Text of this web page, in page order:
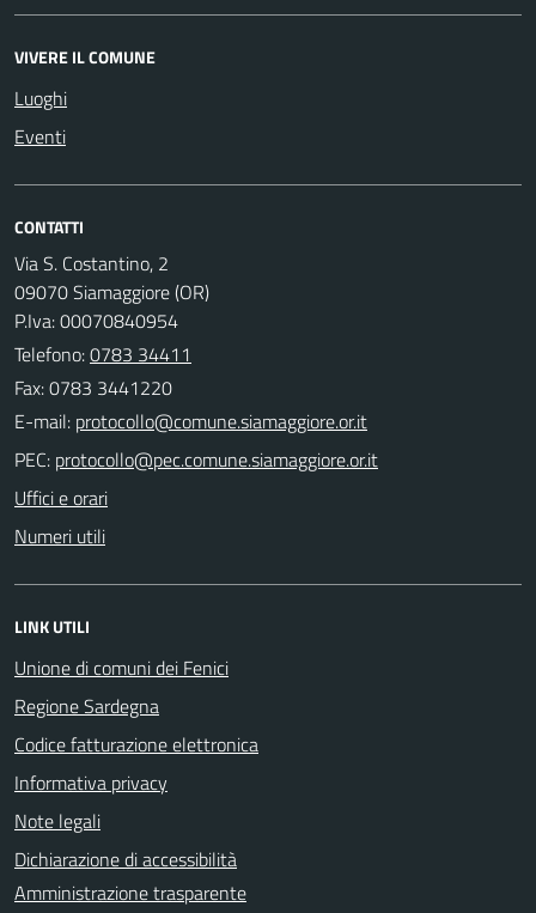
VIVERE IL COMUNE
Luoghi
Eventi
CONTATTI
Via S. Costantino, 2
09070 Siamaggiore (OR)
P.Iva: 00070840954
Telefono:0783 34411
Fax: 0783 3441220
E-mail:
PEC:
Uffici e orari
Numeri utili
LINK UTILI
Unione di comuni dei Fenici
Regione Sardegna
Codice fatturazione elettronica
Informativa privacy
Note legali
Dichiarazione di accessibilità
Amministrazione trasparente